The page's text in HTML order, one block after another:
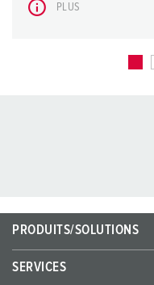
PLUS
PRODUITS/SOLUTIONS
SERVICES